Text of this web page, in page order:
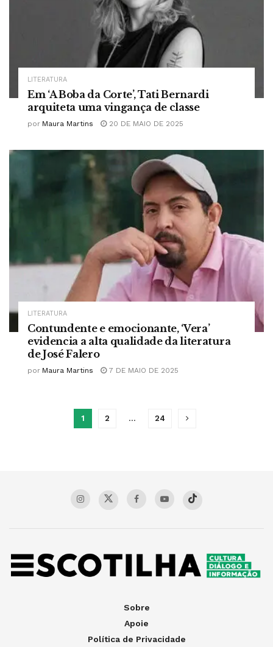
LITERATURA
Em ‘A Boba da Corte’, Tati Bernardi
arquiteta uma vingança de classe
por Maura Martins 20 DE MAIO DE 2025
LITERATURA
Contundente e emocionante, ‘Vera’
evidencia a alta qualidade da literatura
de José Falero
por Maura Martins 7 DE MAIO DE 2025
1 2 … 24
Sobre
Apoie
Política de Privacidade